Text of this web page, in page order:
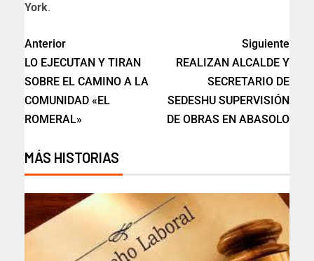
York.
Anterior
LO EJECUTAN Y TIRAN
SOBRE EL CAMINO A LA
COMUNIDAD «EL
ROMERAL»
Siguiente
REALIZAN ALCALDE Y
SECRETARIO DE
SEDESHU SUPERVISIÓN
DE OBRAS EN ABASOLO
MÁS HISTORIAS